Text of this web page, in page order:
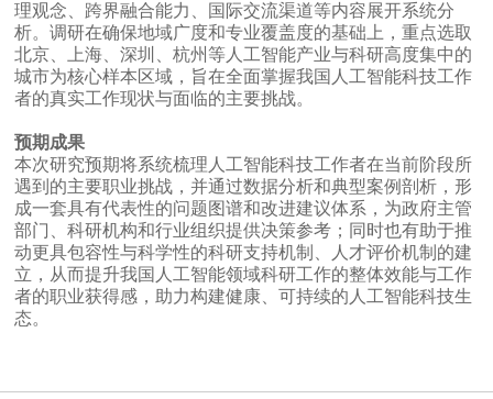
理观念、跨界融合能力、国际交流渠道等内容展开系统分
析。调研在确保地域广度和专业覆盖度的基础上，重点选取
北京、上海、深圳、杭州等人工智能产业与科研高度集中的
城市为核心样本区域，旨在全面掌握我国人工智能科技工作
者的真实工作现状与面临的主要挑战。
预期成果
本次研究预期将系统梳理人工智能科技工作者在当前阶段所
遇到的主要职业挑战，并通过数据分析和典型案例剖析，形
成一套具有代表性的问题图谱和改进建议体系，为政府主管
部门、科研机构和行业组织提供决策参考；同时也有助于推
动更具包容性与科学性的科研支持机制、人才评价机制的建
立，从而提升我国人工智能领域科研工作的整体效能与工作
者的职业获得感，助力构建健康、可持续的人工智能科技生
态。